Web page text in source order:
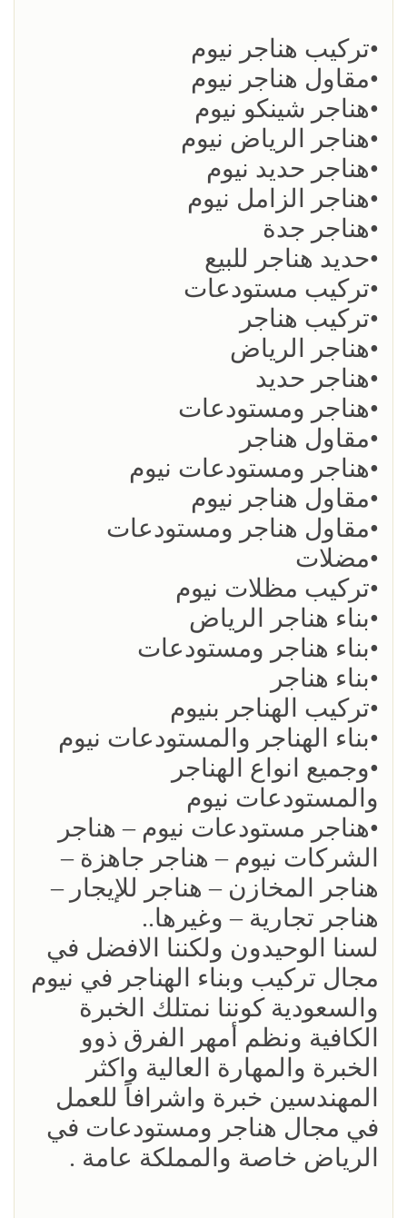
•تركيب هناجر نيوم
•مقاول هناجر نيوم
•هناجر شينكو نيوم
•هناجر الرياض نيوم
•هناجر حديد نيوم
•هناجر الزامل نيوم
•هناجر جدة
•حديد هناجر للبيع
•تركيب مستودعات
•تركيب هناجر
•هناجر الرياض
•هناجر حديد
•هناجر ومستودعات
•مقاول هناجر
•هناجر ومستودعات نيوم
•مقاول هناجر نيوم
•مقاول هناجر ومستودعات
•مضلات
•تركيب مظلات نيوم
•بناء هناجر الرياض
•بناء هناجر ومستودعات
•بناء هناجر
•تركيب الهناجر بنيوم
•بناء الهناجر والمستودعات نيوم
•وجميع انواع الهناجر
والمستودعات نيوم
•هناجر مستودعات نيوم – هناجر
الشركات نيوم – هناجر جاهزة –
هناجر المخازن – هناجر للإيجار –
هناجر تجارية – وغيرها..
لسنا الوحيدون ولكننا الافضل في
مجال تركيب وبناء الهناجر في نيوم
والسعودية كوننا نمتلك الخبرة
الكافية ونظم أمهر الفرق ذوو
الخبرة والمهارة العالية واكثر
المهندسين خبرة واشرافاً للعمل
في مجال هناجر ومستودعات في
الرياض خاصة والمملكة عامة .